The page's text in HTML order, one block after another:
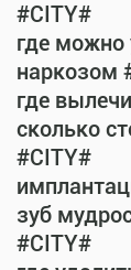
#CITY#
где
наркозом
где
сколько
#CITY#
зуб
#CITY#